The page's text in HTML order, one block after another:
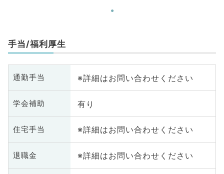
手当/福利厚生
通勤手当 ※詳細はお問い合わせください
学会補助 有り
住宅手当 ※詳細はお問い合わせください
退職金 ※詳細はお問い合わせください